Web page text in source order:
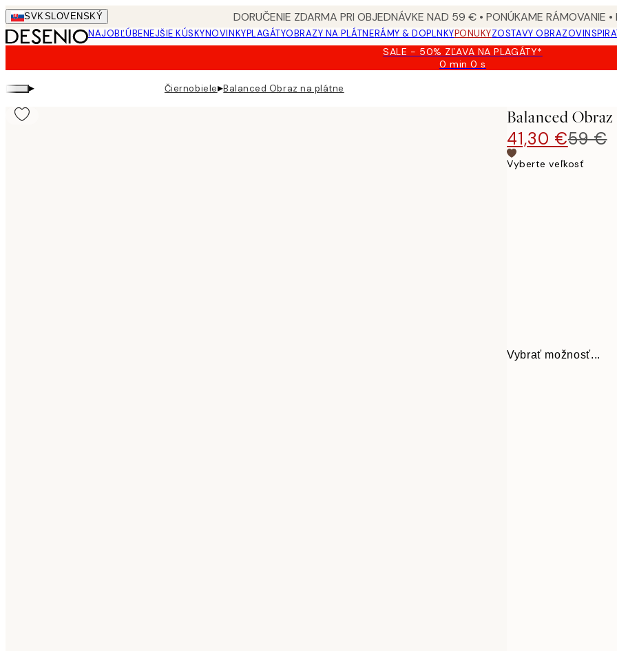
Skip
to
main
SVKSLOVENSKÝ DORUČENIE ZDARMA PRI OBJEDNÁVKE NAD 59 € • PONÚKAME RÁMOVANIE
NAJOBĽÚBENEJŠIE KÚSKYNOVINKYPLAGÁTYOBRAZY NA PLÁTNERÁMY & DOPLNKYPONUKYZOSTAVY OBRAZOV
SALE - 50% ZĽAVA NA PLAGÁTY*
0 min0 s
Platné
▸ Čiernobiele▸Balanced Obraz na plátne
Balanced
41,30 €59 €
Vyberte veľkosť
Vybrať možnosť...